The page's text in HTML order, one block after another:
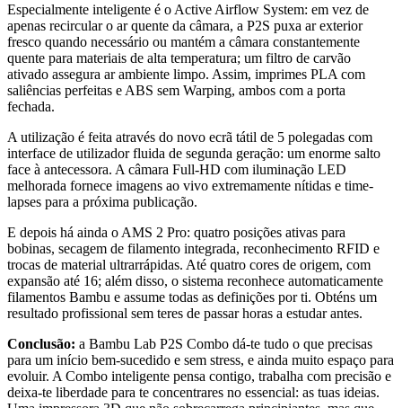
Especialmente inteligente é o Active Airflow System: em vez de
apenas recircular o ar quente da câmara, a P2S puxa ar exterior
fresco quando necessário ou mantém a câmara constantemente
quente para materiais de alta temperatura; um filtro de carvão
ativado assegura ar ambiente limpo. Assim, imprimes PLA com
saliências perfeitas e ABS sem Warping, ambos com a porta
fechada.
A utilização é feita através do novo ecrã tátil de 5 polegadas com
interface de utilizador fluida de segunda geração: um enorme salto
face à antecessora. A câmara Full-HD com iluminação LED
melhorada fornece imagens ao vivo extremamente nítidas e time-
lapses para a próxima publicação.
E depois há ainda o AMS 2 Pro: quatro posições ativas para
bobinas, secagem de filamento integrada, reconhecimento RFID e
trocas de material ultrarrápidas. Até quatro cores de origem, com
expansão até 16; além disso, o sistema reconhece automaticamente
filamentos Bambu e assume todas as definições por ti. Obténs um
resultado profissional sem teres de passar horas a estudar antes.
Conclusão: a Bambu Lab P2S Combo dá-te tudo o que precisas
para um início bem-sucedido e sem stress, e ainda muito espaço para
evoluir. A Combo inteligente pensa contigo, trabalha com precisão e
deixa-te liberdade para te concentrares no essencial: as tuas ideias.